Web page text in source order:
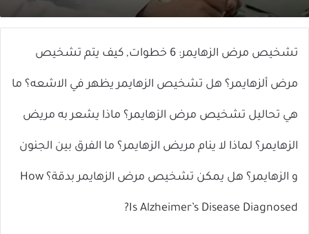
تشخيص مرض الزهايمر: 6 خطوات, كيف يتم تشخيص
مرض ألزهايمر؟ هل تشخيص الزهايمر يظهر في الاشعه؟ ما
هي تحاليل تشخيص مرض الزهايمر؟ ماذا يشعر به مريض
الزهايمر؟ لماذا لا ينام مريض الزهايمر؟ ما الفرق بين الجنون
و الزهايمر؟ هل يمكن تشخيص مرض الزهايمر بدقة؟ How
Is Alzheimer’s Disease Diagnosed?